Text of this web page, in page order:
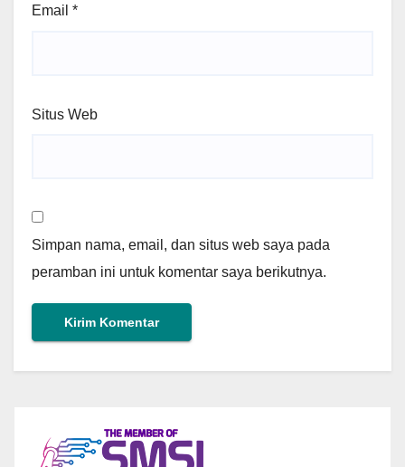
Email *
Situs Web
Simpan nama, email, dan situs web saya pada
peramban ini untuk komentar saya berikutnya.